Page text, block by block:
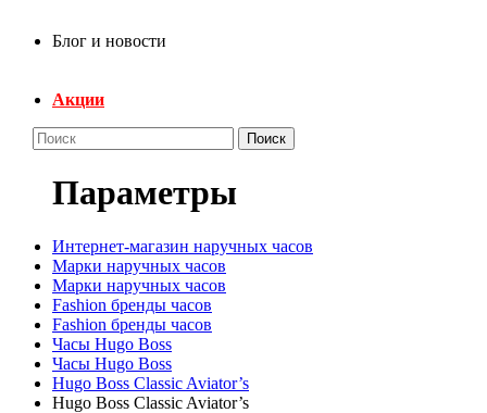
Блог и новости
Акции
Поиск
Параметры
Интернет-магазин наручных часов
Марки наручных часов
Марки наручных часов
Fashion бренды часов
Fashion бренды часов
Часы Hugo Boss
Часы Hugo Boss
Hugo Boss Classic Aviator’s
Hugo Boss Classic Aviator’s